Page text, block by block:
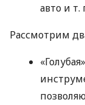
авто и т.
Рассмотрим